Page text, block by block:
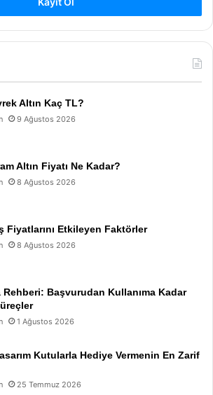
Altın Kaç TL?
9 Ağustos 2026
Altın Fiyatı Ne Kadar?
8 Ağustos 2026
Fiyatlarını Etkileyen Faktörler
8 Ağustos 2026
Rehberi: Başvurudan Kullanıma Kadar
1 Ağustos 2026
Kutularla Hediye Vermenin En Zarif
25 Temmuz 2026